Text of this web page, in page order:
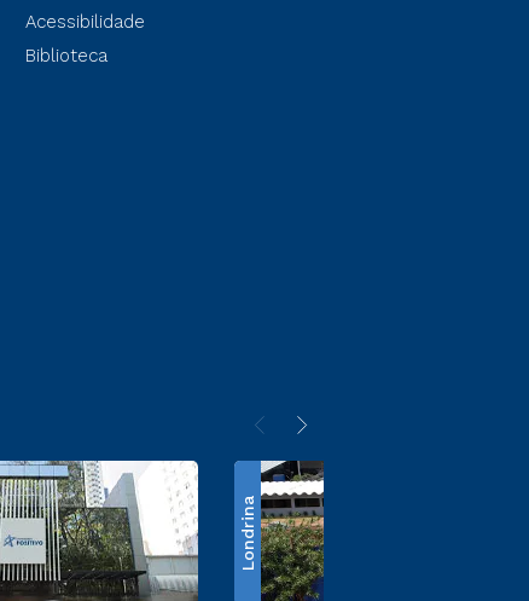
Acessibilidade
Biblioteca
Londrina